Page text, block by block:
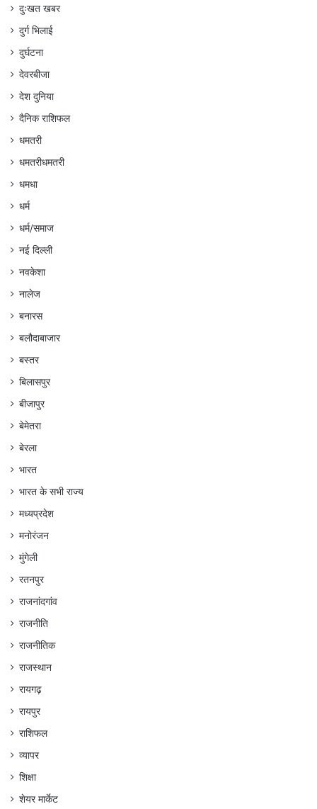
दुःखत खबर
दुर्ग भिलाई
दुर्घटना
देवरबीजा
देश दुनिया
दैनिक राशिफल
धमतरी
धमतरीधमतरी
धमधा
धर्म
धर्म/समाज
नई दिल्ली
नवकेशा
नालेज
बनारस
बलौदाबाजार
बस्तर
बिलासपुर
बीजापुर
बेमेतरा
बेरला
भारत
भारत के सभी राज्य
मध्यप्रदेश
मनोरंजन
मुंगेली
रतनपुर
राजनांदगांव
राजनीति
राजनीतिक
राजस्थान
रायगढ़
रायपुर
राशिफल
व्यापर
शिक्षा
शेयर मार्केट